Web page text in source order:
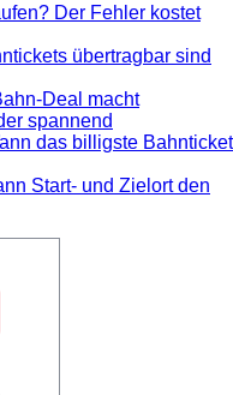
Der Fehler kostet
übertragbar sind
Deal macht
spannend
das billigste Bahnticket
Start- und Zielort den